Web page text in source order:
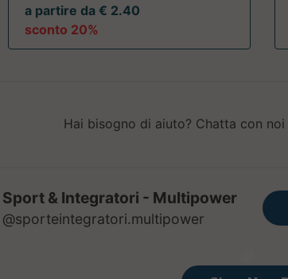
a partire da € 2.40
sconto 20%
Hai bisogno di aiuto? Chatta con noi